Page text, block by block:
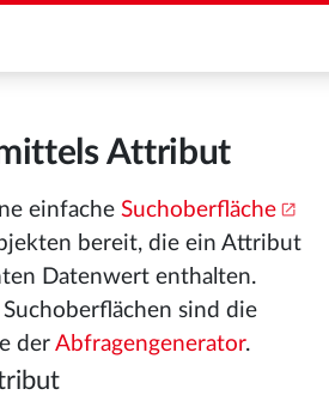
Attribut
einfache Suchoberfläche
bereit, die ein Attribut
Datenwert enthalten.
sind die
der Abfragengenerator.